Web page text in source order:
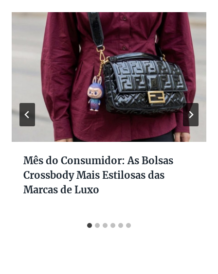
Mês do Consumidor: As Bolsas
Crossbody Mais Estilosas das
Marcas de Luxo